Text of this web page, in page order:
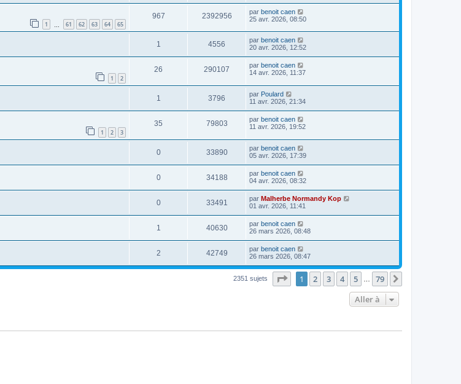
1 61 62 63 64 65
967 2392956 par benoit caen
25 avr. 2026, 08:50
1 4556 par benoit caen
20 avr. 2026, 12:52
1 2
26 290107 par benoit caen
14 avr. 2026, 11:37
1 3796 par Poulard
11 avr. 2026, 21:34
1 2 3
35 79803 par benoit caen
11 avr. 2026, 19:52
0 33890 par benoit caen
05 avr. 2026, 17:39
0 34188 par benoit caen
04 avr. 2026, 08:32
0 33491 par Malherbe Normandy Kop
01 avr. 2026, 11:41
1 40630 par benoit caen
26 mars 2026, 08:48
2 42749 par benoit caen
26 mars 2026, 08:47
2351 sujets Page sur79
1 2 3 4 5 79
Aller à